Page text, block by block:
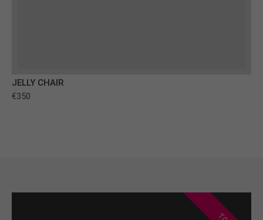
JELLY CHAIR
€350